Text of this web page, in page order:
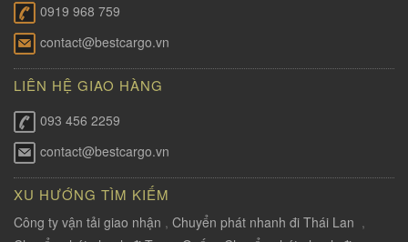
0919 968 759
contact@bestcargo.vn
LIÊN HỆ GIAO HÀNG
093 456 2259
contact@bestcargo.vn
XU HƯỚNG TÌM KIẾM
Công ty vận tải giao nhận , Chuyển phát nhanh đi Thái Lan ,